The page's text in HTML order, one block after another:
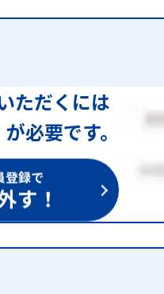
ただくには
必要です。
登録で
す！